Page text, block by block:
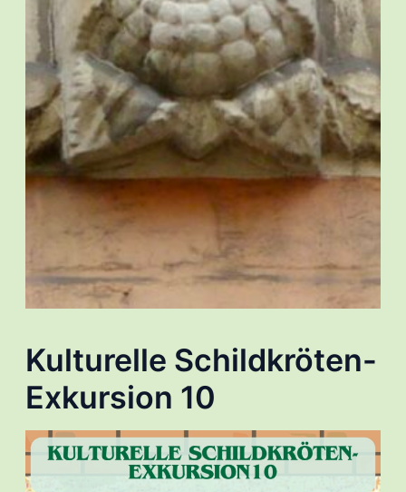
Kulturelle Schildkröten-
Exkursion 10